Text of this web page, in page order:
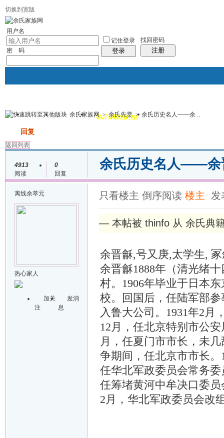
切换到宽版
用户名
密 码
记住登录
登录
找回密码
注册
我的 讨论区 热心榜(2015) 风采堂
余氏家族网 > 余氏先贤 > 余氏历史名人——余 ..
回复
返回列表
4913
阅读
0
回复
余氏历史名人——余
离线余萃元
热心家人
加关
注
发消
息
只看楼主 倒序阅读 楼主 发
— 本帖被 thinfo 从 余氏典
余晋龢,号又庚,太学生,
余晋龢1888年（清光绪
村。1906年毕业于日本
校。回国后，任陆军部
入鲁大公司。1931年2月
12月，任北京特别市公
月，任夏门市市长，未
争期间，任北京市市长。
任华北军政委员会常务
任筹堵黄河中牟决口委
2月，华北军政委员会改